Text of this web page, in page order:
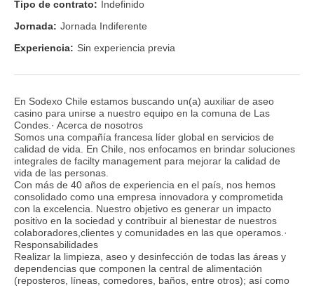
Tipo de contrato: Indefinido
Jornada: Jornada Indiferente
Experiencia: Sin experiencia previa
En Sodexo Chile estamos buscando un(a) auxiliar de aseo
casino para unirse a nuestro equipo en la comuna de Las
Condes.· Acerca de nosotros
Somos una compañía francesa líder global en servicios de
calidad de vida. En Chile, nos enfocamos en brindar soluciones
integrales de facilty management para mejorar la calidad de
vida de las personas.
Con más de 40 años de experiencia en el país, nos hemos
consolidado como una empresa innovadora y comprometida
con la excelencia. Nuestro objetivo es generar un impacto
positivo en la sociedad y contribuir al bienestar de nuestros
colaboradores,clientes y comunidades en las que operamos.·
Responsabilidades
Realizar la limpieza, aseo y desinfección de todas las áreas y
dependencias que componen la central de alimentación
(reposteros, líneas, comedores, baños, entre otros); así como